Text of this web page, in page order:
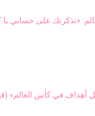
«تذكرتك على حسابي يا
في كأس العالم»